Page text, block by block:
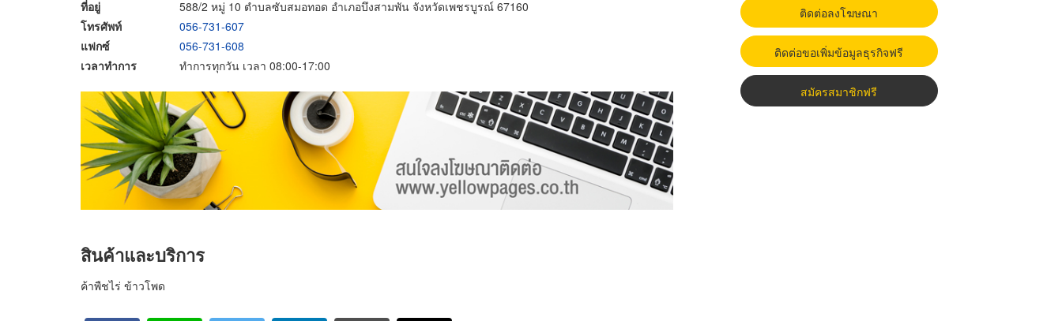
ที่อยู่
588/2 หมู่ 10 ตำบลซับสมอทอด อำเภอบึงสามพัน จังหวัดเพชรบูรณ์ 67160
โทรศัพท์
056-731-607
แฟกซ์
056-731-608
เวลาทำการ
ทำการทุกวัน เวลา 08:00-17:00
สินค้าและบริการ
ค้าพืชไร่ ข้าวโพด
ติดต่อลงโฆษณา
ติดต่อขอเพิ่มข้อมูลธุรกิจฟรี
สมัครสมาชิกฟรี